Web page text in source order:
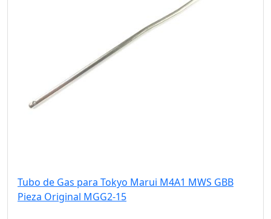
Tubo de Gas para Tokyo Marui M4A1 MWS GBB
Pieza Original MGG2-15